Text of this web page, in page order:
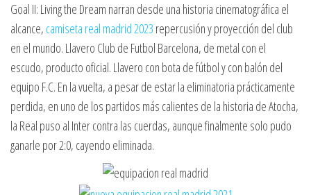
Goal II: Living the Dream narran desde una historia cinematográfica el
alcance, camiseta real madrid 2023 repercusión y proyección del club
en el mundo. Llavero Club de Futbol Barcelona, de metal con el
escudo, producto oficial. Llavero con bota de fútbol y con balón del
equipo F.C. En la vuelta, a pesar de estar la eliminatoria prácticamente
perdida, en uno de los partidos más calientes de la historia de Atocha,
la Real puso al Inter contra las cuerdas, aunque finalmente solo pudo
ganarle por 2:0, cayendo eliminada.